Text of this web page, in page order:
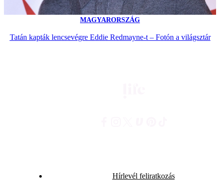
MAGYARORSZÁG
Tatán kapták lencsevégre Eddie Redmayne-t – Fotón a világsztár
Hírlevél feliratkozás